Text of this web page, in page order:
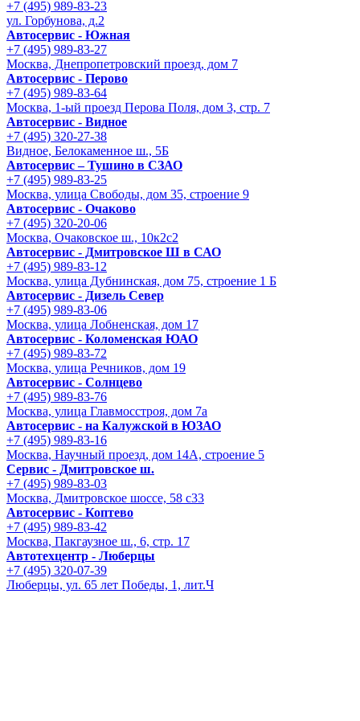
+7 (495) 989-83-23
ул. Горбунова, д.2
Автосервис - Южная
+7 (495) 989-83-27
Москва, Днепропетровский проезд, дом 7
Автосервис - Перово
+7 (495) 989-83-64
Москва, 1-ый проезд Перова Поля, дом 3, стр. 7
Автосервис - Видное
+7 (495) 320-27-38
Видное, Белокаменное ш., 5Б
Автосервис – Тушино в СЗАО
+7 (495) 989-83-25
Москва, улица Свободы, дом 35, строение 9
Автосервис - Очаково
+7 (495) 320-20-06
Москва, Очаковское ш., 10к2с2
Автосервис - Дмитровское Ш в САО
+7 (495) 989-83-12
Москва, улица Дубнинская, дом 75, строение 1 Б
Автосервис - Дизель Север
+7 (495) 989-83-06
Москва, улица Лобненская, дом 17
Автосервис - Коломенская ЮАО
+7 (495) 989-83-72
Москва, улица Речников, дом 19
Автосервис - Солнцево
+7 (495) 989-83-76
Москва, улица Главмосстроя, дом 7а
Автосервис - на Калужской в ЮЗАО
+7 (495) 989-83-16
Москва, Научный проезд, дом 14А, строение 5
Сервис - Дмитровское ш.
+7 (495) 989-83-03
Москва, Дмитровское шоссе, 58 с33
Автосервис - Коптево
+7 (495) 989-83-42
Москва, Пакгаузное ш., 6, стр. 17
Автотехцентр - Люберцы
+7 (495) 320-07-39
Люберцы, ул. 65 лет Победы, 1, лит.Ч